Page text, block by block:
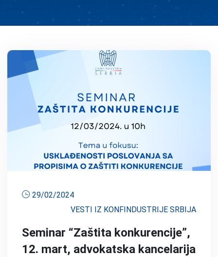
29/02/2024
VESTI IZ KONFINDUSTRIJE SRBIJA
Seminar “Zaštita konkurencije”,
12. mart, advokatska kancelarija